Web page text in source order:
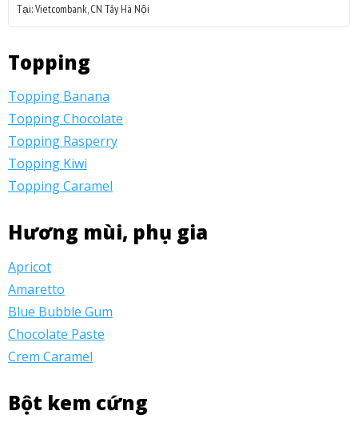
Tại: Vietcombank, CN Tây Hà Nội
Topping
Topping Banana
Topping Chocolate
Topping Rasperry
Topping Kiwi
Topping Caramel
Hương mùi, phụ gia
Apricot
Amaretto
Blue Bubble Gum
Chocolate Paste
Crem Caramel
Bột kem cứng